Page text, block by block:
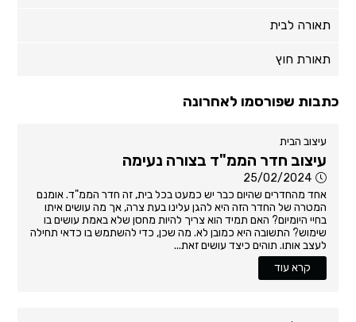
תאורה לבית
תאורת חוץ
כתבות שפורסמו לאחרונה
עיצוב הבית
עיצוב חדר הממ"ד בצורה נעימה
25/02/2024
אחד מהחדרים שהיום כבר יש כמעט בכל בית, זה חדר הממ"ד. אומנם
המטרה של החדר הזה היא להגן עלינו בעת צרה, אך מה עושים איתו
בחיי היומיום? האם תמיד הוא צריך להיות מחסן שלא באמת עושים בו
שימוש? התשובה היא כמובן לא. מה שכן, כדי להשתמש בו כדאי תחילה
לעצב אותו. תוהים כיצד עושים זאת...
קרא עוד